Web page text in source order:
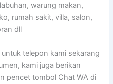
warung makan,
rumah sakit, villa, salon,
dll
telepon kami sekarang
kami juga berikan
pencet tombol Chat WA di